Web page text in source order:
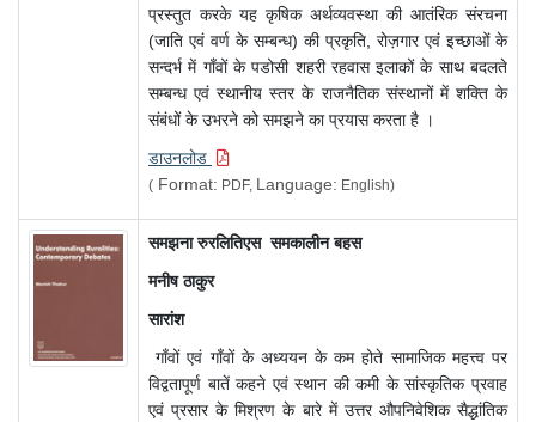
प्रस्तुत करके यह कृषिक अर्थव्यवस्था की आतंरिक संरचना
(जाति एवं वर्ण के सम्बन्ध) की प्रकृति, रोज़गार एवं इच्छाओं के
सन्दर्भ में गाँवों के पडोसी शहरी रहवास इलाकों के साथ बदलते
सम्बन्ध एवं स्थानीय स्तर के राजनैतिक संस्थानों में शक्ति के
संबंधों के उभरने को समझने का प्रयास करता है ।
डाउनलोड
( Format: PDF, Language: English)
समझनारुरलितिएस समकालीन बहस
मनीष ठाकुर
सारांश
गाँवों एवं गाँवों के अध्ययन के कम होते सामाजिक महत्त्व पर
विद्वतापूर्ण बातें कहने एवं स्थान की कमी के सांस्कृतिक प्रवाह
एवं प्रसार के मिश्रण के बारे में उत्तर औपनिवेशिक सैद्धांतिक